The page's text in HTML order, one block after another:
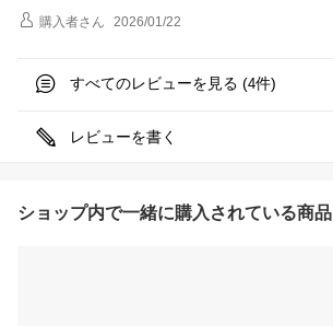
購入者さん 2026/01/22
すべてのレビューを見る (4件)
レビューを書く
ショップ内で一緒に購入されている商品